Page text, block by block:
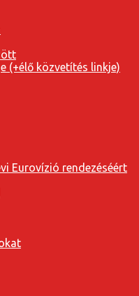
(+élő közvetítés linkje)
Eurovízió rendezéséért